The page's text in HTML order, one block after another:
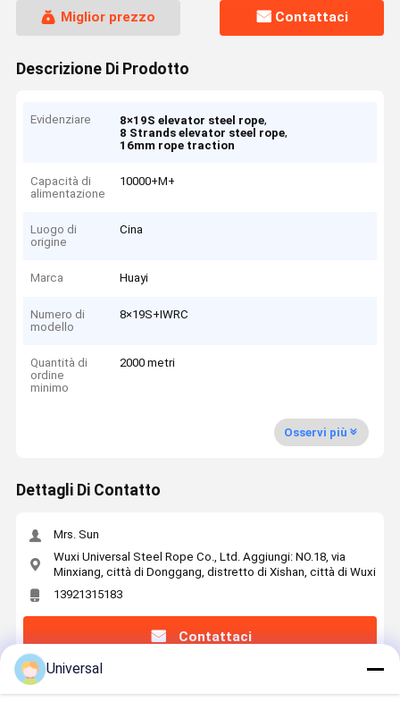
Miglior prezzo Contattaci
Descrizione Di Prodotto
Evidenziare 8×19S elevator steel rope,
8 Strands elevator steel rope,
16mm rope traction
Capacità di
alimentazione
10000+M+
Luogo di
origine
Cina
Marca Huayi
Numero di
modello
8×19S+IWRC
Quantità di
ordine
minimo
2000 metri
Osservi più
Dettagli Di Contatto
Mrs. Sun
Wuxi Universal Steel Rope Co., Ltd. Aggiungi: NO.18, via
Minxiang, città di Donggang, distretto di Xishan, città di Wuxi
13921315183
Contattaci
Universal